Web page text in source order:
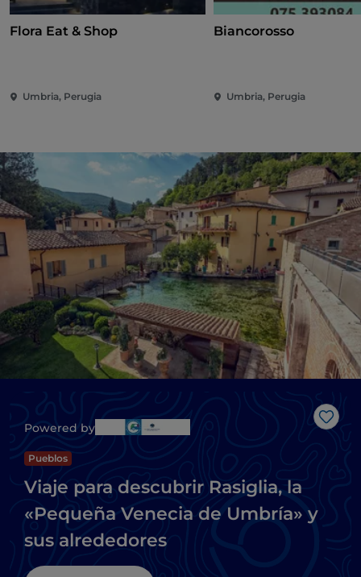
Flora Eat & Shop
Umbria, Perugia
Biancorosso
Umbria, Perugia
Me
Powered by
Pueblos
Viaje para descubrir Rasiglia, la
«Pequeña Venecia de Umbría» y
sus alrededores